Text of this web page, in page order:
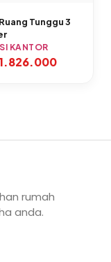
Tunggu 3
KANTOR
rumah
anda.